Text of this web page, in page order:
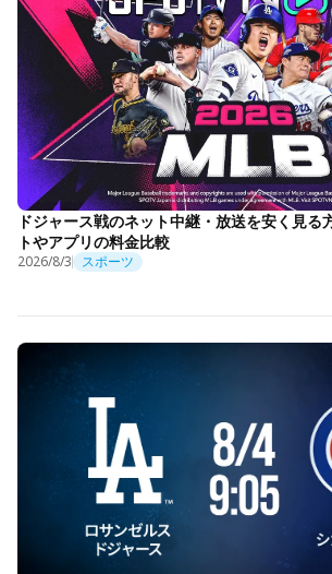
ドジャース戦のネット中継・放送を安く見る
トやアプリの料金比較
2026/8/3 スポーツ